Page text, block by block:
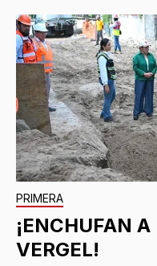
PRIMERA
¡ENCHUFAN
VERGEL!